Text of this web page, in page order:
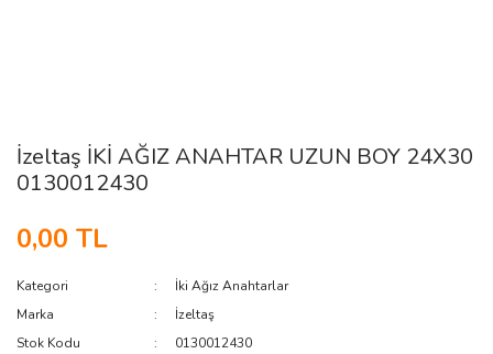
İzeltaş İKİ AĞIZ ANAHTAR UZUN BOY 24X30
0130012430
0,00 TL
Kategori
İki Ağız Anahtarlar
Marka
İzeltaş
Stok Kodu
0130012430